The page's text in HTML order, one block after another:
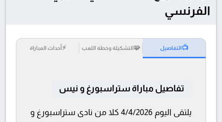
الفرنسي
📺التفاصيل 🧩التشكيلة وخطة اللعب ⚡أحداث المباراة
تفاصيل مباراة ستراسبورغ و نيس
يلتقى اليوم 4/4/2026 كلا من نادى ستراسبورغ و